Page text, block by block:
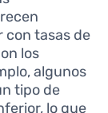
con tasas de
los
algunos
tipo de
lo que